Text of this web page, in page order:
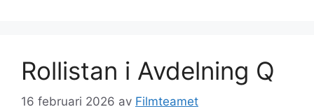
Rollistan i Avdelning Q
16 februari 2026 av Filmteamet